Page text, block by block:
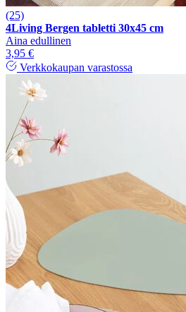
(25)
4Living Bergen tabletti 30x45 cm
Aina edullinen
3,95 €
Verkkokaupan varastossa